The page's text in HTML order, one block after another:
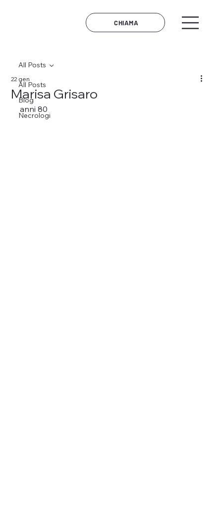
CHIAMA
All Posts
Blog
Necrologi
All Posts
Marisa Grisaro
22 gen
anni 80